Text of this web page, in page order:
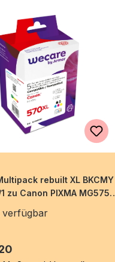
rebuilt XL BKCMY
zu Canon PIXMA MG5750
Preis: